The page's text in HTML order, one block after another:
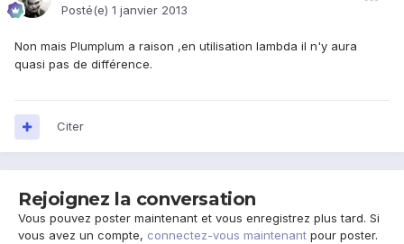
Posté(e) 1 janvier 2013
Non mais Plumplum a raison ,en utilisation lambda il n'y aura
quasi pas de différence.
Citer
Rejoignez la conversation
Vous pouvez poster maintenant et vous enregistrez plus tard. Si
vous avez un compte, connectez-vous maintenant pour poster.